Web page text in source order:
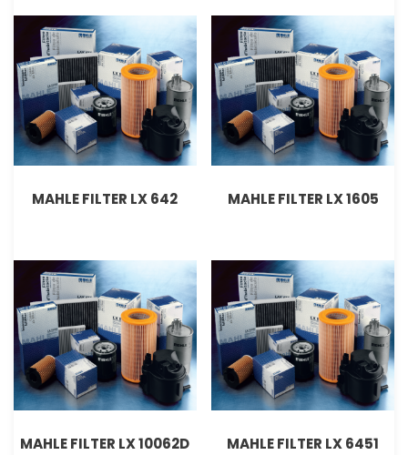
MAHLE FILTER LX 1605
MAHLE FILTER LX 642
MAHLE FILTER LX 6451
MAHLE FILTER LX 10062D